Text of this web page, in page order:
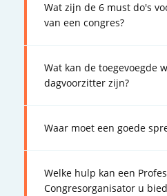
Wat zijn de 6 must do's
van een congres?
Wat kan de toegevoegde
dagvoorzitter zijn?
Waar moet een goede
Welke hulp kan een
Congresorganisator u